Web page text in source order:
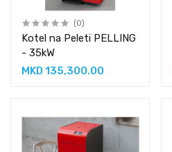
(0)
Kotel na Peleti PELLING
- 35kW
MKD 135,300.00